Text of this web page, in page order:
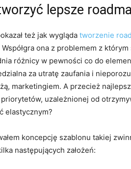
lepsze
też jak wygląda tworzenie
Współgra ona z problemem z
różnicy w pewności co do
za utratę zaufania i
marketingiem. A przecież
uzależnionej od
elastycznym?
koncepcję szablonu takiej
następujących założeń: